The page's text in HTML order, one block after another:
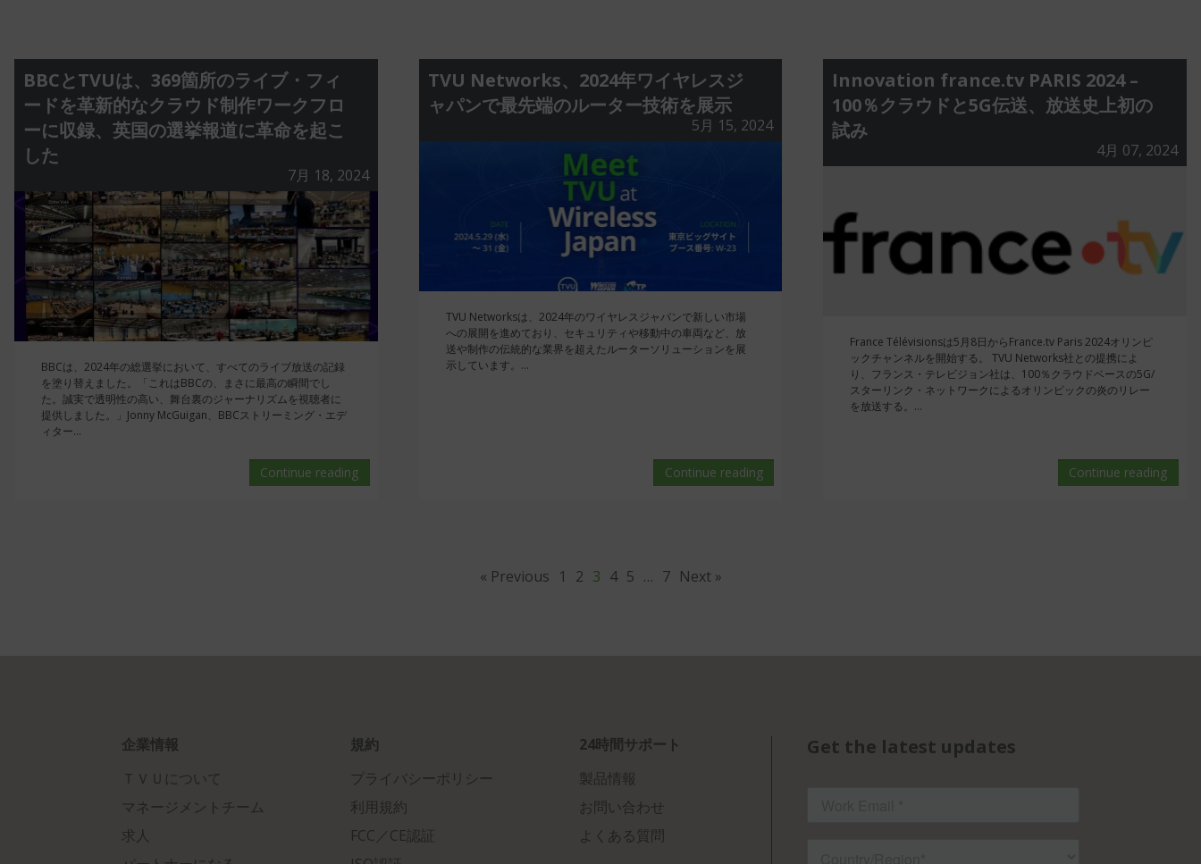
BBCとTVUは、369箇所のライブ・フィ
ードを革新的なクラウド制作ワークフロ
ーに収録、英国の選挙報道に革命を起こ
した
7月 18, 2024
BBCは、2024年の総選挙において、すべてのライブ放送の記録
を塗り替えました。「これはBBCの、まさに最高の瞬間でし
た。誠実で透明性の高い、舞台裏のジャーナリズムを視聴者に
提供しました。」Jonny McGuigan、BBCストリーミング・エデ
ィター...
Continue reading
TVU Networks、2024年ワイヤレスジ
ャパンで最先端のルーター技術を展示
5月 15, 2024
TVU Networksは、2024年のワイヤレスジャパンで新しい市場
への展開を進めており、セキュリティや移動中の車両など、放
送や制作の伝統的な業界を超えたルーターソリューションを展
示しています。...
Continue reading
Innovation france.tv PARIS 2024 –
100％クラウドと5G伝送、放送史上初の
試み
4月 07, 2024
France Télévisionsは5月8日からFrance.tv Paris 2024オリンピ
ックチャンネルを開始する。 TVU Networks社との提携によ
り、フランス・テレビジョン社は、100％クラウドベースの5G/
スターリンク・ネットワークによるオリンピックの炎のリレー
を放送する。...
Continue reading
« Previous 1 2 3 4 5 … 7 Next »
企業情報
ＴＶＵについて
マネージメントチーム
求人
規約
プライバシーポリシー
利用規約
FCC／CE認証
24時間サポート
製品情報
お問い合わせ
よくある質問
Get the latest updates